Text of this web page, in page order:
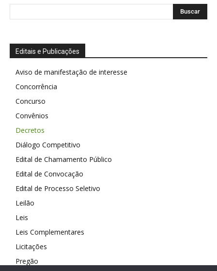
Buscar
Editais e Publicações
Aviso de manifestação de interesse
Concorrência
Concurso
Convênios
Decretos
Diálogo Competitivo
Edital de Chamamento Público
Edital de Convocação
Edital de Processo Seletivo
Leilão
Leis
Leis Complementares
Licitações
Pregão